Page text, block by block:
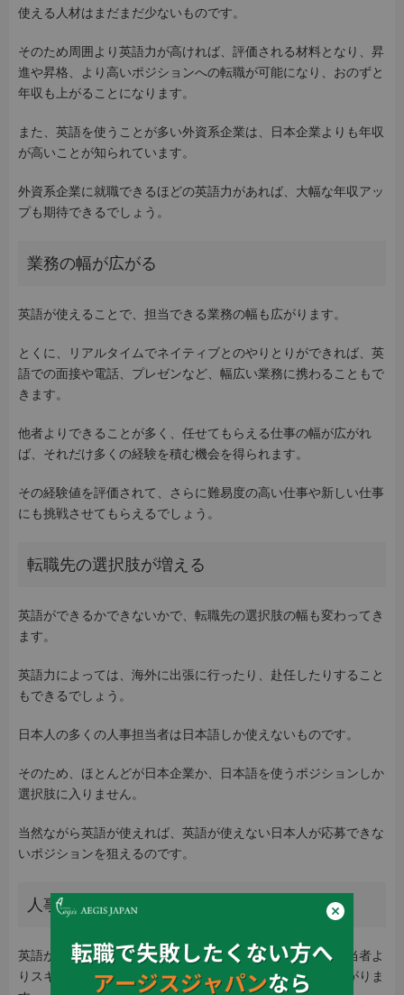
使える人材はまだまだ少ないものです。
そのため周囲より英語力が高ければ、評価される材料となり、昇
進や昇格、より高いポジションへの転職が可能になり、おのずと
年収も上がることになります。
また、英語を使うことが多い外資系企業は、日本企業よりも年収
が高いことが知られています。
外資系企業に就職できるほどの英語力があれば、大幅な年収アッ
プも期待できるでしょう。
業務の幅が広がる
英語が使えることで、担当できる業務の幅も広がります。
とくに、リアルタイムでネイティブとのやりとりができれば、英
語での面接や電話、プレゼンなど、幅広い業務に携わることもで
きます。
他者よりできることが多く、任せてもらえる仕事の幅が広がれ
ば、それだけ多くの経験を積む機会を得られます。
その経験値を評価されて、さらに難易度の高い仕事や新しい仕事
にも挑戦させてもらえるでしょう。
転職先の選択肢が増える
英語ができるかできないかで、転職先の選択肢の幅も変わってき
ます。
英語力によっては、海外に出張に行ったり、赴任したりすること
もできるでしょう。
日本人の多くの人事担当者は日本語しか使えないものです。
そのため、ほとんどが日本企業か、日本語を使うポジションしか
選択肢に入りません。
当然ながら英語が使えれば、英語が使えない日本人が応募できな
いポジションを狙えるのです。
人事としての市場価値が上がる
英語が話せたり理解できたりすることで、一般的な人事担当者よ
りスキルも経験も多くなれば、人材としての市場価値も上がりま